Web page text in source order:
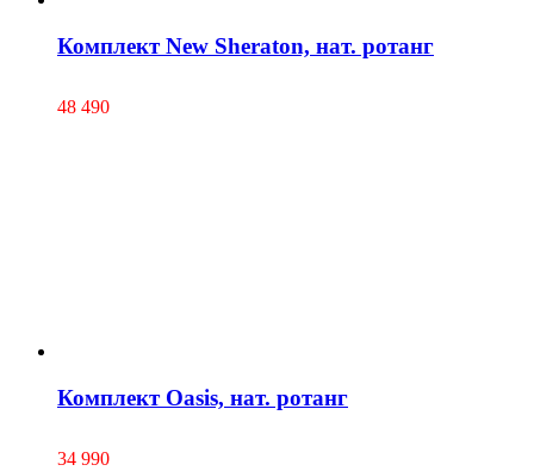
Комплект New Sheraton, нат. ротанг
48 490
Комплект Oasis, нат. ротанг
34 990